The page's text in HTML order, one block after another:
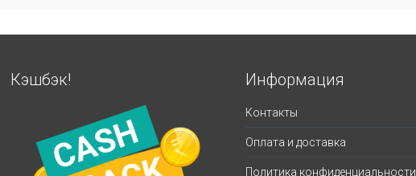
Кэшбэк! Информация
Контакты
Оплата и доставка
Политика конфиденциальности